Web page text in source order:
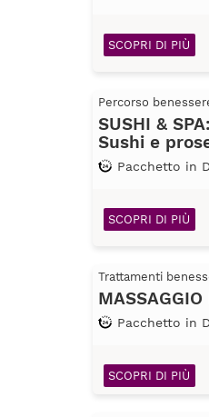
SCOPRI DI PIÙ
Percorso
SUSHI &
Sushi e
Pacchetto in
SCOPRI DI PIÙ
Trattamenti
Pacchetto in
SCOPRI DI PIÙ